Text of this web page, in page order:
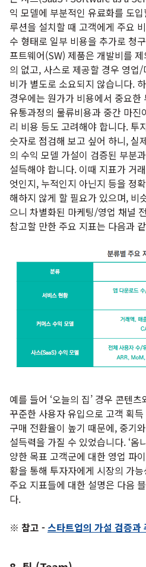
익 모델에 부분적인 유료화를 도
루션을 설치할 때 고객에게 주요
수 형태로 일부 비용을 추가로 청
프트웨어(SW) 제품은 개발비를
의 없고, 사스로 제공할 경우 영업
비가 별도로 소요되지 않습니다.
경우에는 원가가 비용에서 중요
유통과정의 물류비용과 중간 마진
리 비용 등도 고려해야 합니다. 투
숫자로 점검해 보고 싶어 하니, 실
의 수익 모델 가설이 검증된 부분
설득해야 합니다. 이때 지표가 거
엇인지, 누적인지 아닌지 등을 정
해하지 않게 할 필요가 있으며, 비
으니 차별화된 마케팅/영업 채널
참고할 만한 주요 지표는 다음과
예를 들어 ‘오늘의 집’ 경우 콘텐
꾸준한 사용자 유입으로 고객 획
구매 전환율이 높기 때문에, 중기
설득력을 가질 수 있었습니다. ‘옴
양한 목표 고객군에 대한 영업 파
황을 통해 투자자에게 시장의 가
주요 지표들에 대한 설명은 다음
다.
※ 참고 -스타트업의 가설 검증과